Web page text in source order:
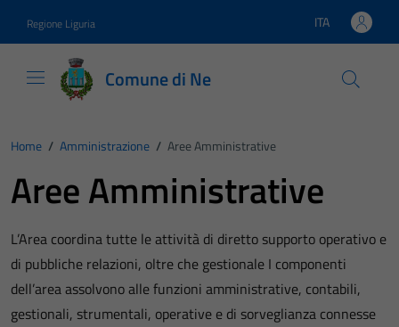
Regione Liguria Lingua attiva:
ITA
Comune di Ne
Home / Amministrazione / Aree Amministrative
Aree Amministrative
L’Area coordina tutte le attività di diretto supporto operativo e
di pubbliche relazioni, oltre che gestionale I componenti
dell’area assolvono alle funzioni amministrative, contabili,
gestionali, strumentali, operative e di sorveglianza connesse